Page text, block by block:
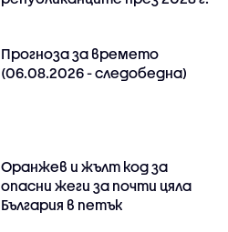
Прогноза за времето
(06.08.2026 - следобедна)
Оранжев и жълт код за
опасни жеги за почти цяла
България в петък